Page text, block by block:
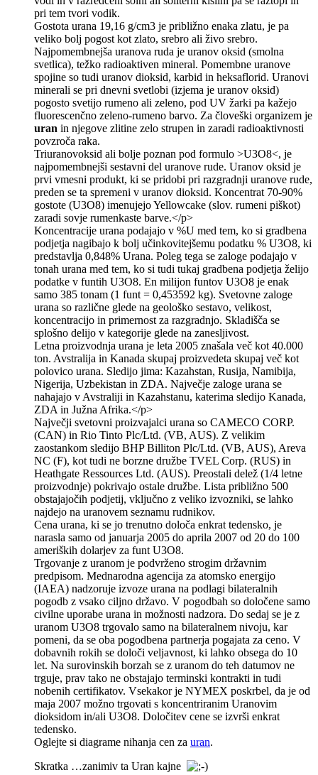
pri tem tvori vodik.
Gostota urana 19,16 g/cm3 je približno enaka zlatu, je pa
veliko bolj pogost kot zlato, srebro ali živo srebro.
Najpomembnejša uranova ruda je uranov oksid (smolna
svetlica), težko radioaktiven mineral. Pomembne uranove
spojine so tudi uranov dioksid, karbid in heksaflorid. Uranovi
minerali se pri dnevni svetlobi (izjema je uranov oksid)
pogosto svetijo rumeno ali zeleno, pod UV žarki pa kažejo
fluorescenčno zeleno-rumeno barvo. Za človeški organizem je
uran in njegove zlitine zelo strupen in zaradi radioaktivnosti
povzroča raka.
Triuranovoksid ali bolje poznan pod formulo >U3O8<, je
najpomembnejši sestavni del uranove rude. Uranov oksid je
prvi vmesni produkt, ki se pridobi pri razgradnji uranove rude,
preden se ta spremeni v uranov dioksid. Koncentrat 70-90%
gostote (U3O8) imenujejo Yellowcake (slov. rumeni piškot)
zaradi sovje rumenkaste barve.</p>
Koncentracije urana podajajo v %U med tem, ko si gradbena
podjetja nagibajo k bolj učinkovitejšemu podatku % U3O8, ki
predstavlja 0,848% Urana. Poleg tega se zaloge podajajo v
tonah urana med tem, ko si tudi tukaj gradbena podjetja želijo
podatke v funtih U3O8. En milijon funtov U3O8 je enak
samo 385 tonam (1 funt = 0,453592 kg). Svetovne zaloge
urana so različne glede na geološko sestavo, velikost,
koncentracijo in primernost za razgradnjo. Skladišča se
splošno delijo v kategorije glede na zanesljivost.
Letna proizvodnja urana je leta 2005 znašala več kot 40.000
ton. Avstralija in Kanada skupaj proizvedeta skupaj več kot
polovico urana. Sledijo jima: Kazahstan, Rusija, Namibija,
Nigerija, Uzbekistan in ZDA. Največje zaloge urana se
nahajajo v Avstraliji in Kazahstanu, katerima sledijo Kanada,
ZDA in Južna Afrika.</p>
Največji svetovni proizvajalci urana so CAMECO CORP.
(CAN) in Rio Tinto Plc/Ltd. (VB, AUS). Z velikim
zaostankom sledijo BHP Billiton Plc/Ltd. (VB, AUS), Areva
NC (F), kot tudi ne borzne družbe TVEL Corp. (RUS) in
Heathgate Ressources Ltd. (AUS). Preostali delež (1/4 letne
proizvodnje) pokrivajo ostale družbe. Lista približno 500
obstajajočih podjetij, vključno z veliko izvozniki, se lahko
najdejo na uranovem seznamu rudnikov.
Cena urana, ki se jo trenutno določa enkrat tedensko, je
narasla samo od januarja 2005 do aprila 2007 od 20 do 100
ameriških dolarjev za funt U3O8.
Trgovanje z uranom je podvrženo strogim državnim
predpisom. Mednarodna agencija za atomsko energijo
(IAEA) nadzoruje izvoze urana na podlagi bilateralnih
pogodb z vsako ciljno državo. V pogodbah so določene samo
civilne uporabe urana in možnosti nadzora. Do sedaj se je z
uranom U3O8 trgovalo samo na bilateralnem nivoju, kar
pomeni, da se oba pogodbena partnerja pogajata za ceno. V
dobavnih rokih se določi veljavnost, ki lahko obsega do 10
let. Na surovinskih borzah se z uranom do teh datumov ne
trguje, prav tako ne obstajajo terminski kontrakti in tudi
nobenih certifikatov. Vsekakor je NYMEX poskrbel, da je od
maja 2007 možno trgovati s koncentriranim Uranovim
dioksidom in/ali U3O8. Določitev cene se izvrši enkrat
tedensko.
Oglejte si diagrame nihanja cen za uran.
Skratka …zanimiv ta Uran kajne